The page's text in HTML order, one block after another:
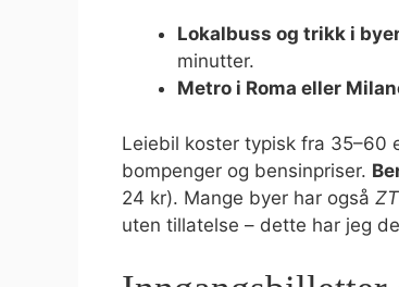
Lokalbuss og trikk i
minutter.
Metro i Roma eller
Leiebil koster typisk fra 35–60
bompenger og bensinpriser.
24 kr). Mange byer har også
uten tillatelse – dette har jeg